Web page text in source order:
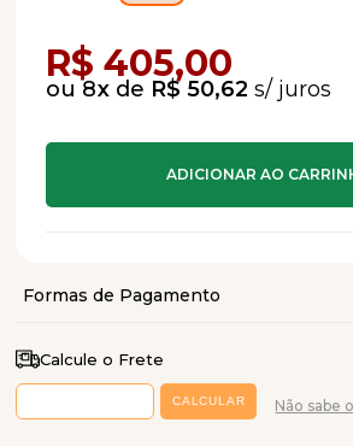
R$ 405,00
8x de R$ 50,62
Calcule o Frete
Não sabe